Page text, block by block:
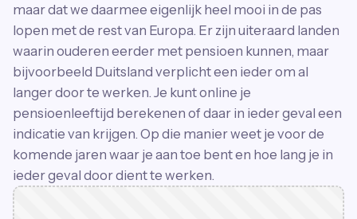
maar dat we daarmee eigenlijk heel mooi in de pas
lopen met de rest van Europa. Er zijn uiteraard landen
waarin ouderen eerder met pensioen kunnen, maar
bijvoorbeeld Duitsland verplicht een ieder om al
langer door te werken. Je kunt online je
pensioenleeftijd berekenen of daar in ieder geval een
indicatie van krijgen. Op die manier weet je voor de
komende jaren waar je aan toe bent en hoe lang je in
ieder geval door dient te werken.